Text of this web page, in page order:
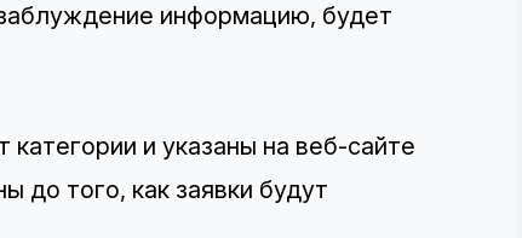
информацию, будет
категории и указаны на веб-сайте
до того, как заявки будут